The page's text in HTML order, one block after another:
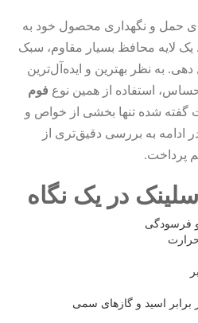
حمل و نگهداری محصول خود به
لایه محافظ بسیار مقاوم، سبک
به نظر بهترین و ایده‌آل‌ترین
استفاده از همین نوع فوم
گفته شده تنها بخشی از خواص و
ادامه به بررسی دقیق‌تری از
پرداخت.
در یک نگاه
و فرسودگی
برابر اسید و گازهای سمی